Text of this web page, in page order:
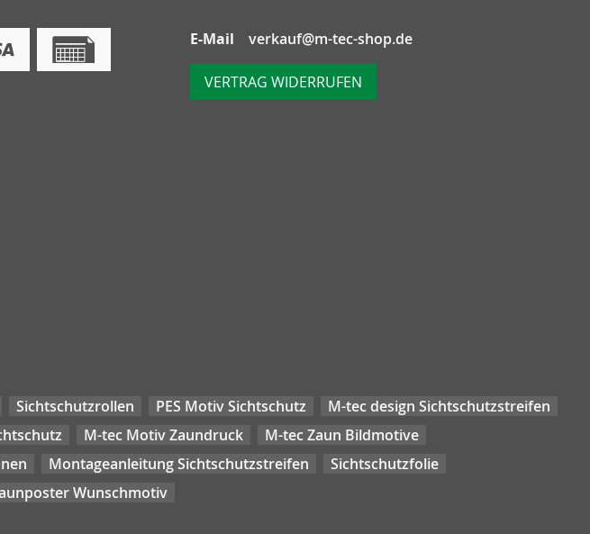
E-Mail verkauf@m-tec-shop.de
VERTRAG WIDERRUFEN
Sichtschutzrollen PES Motiv Sichtschutz
M-tec design Sichtschutzstreifen
M-tec Motiv Zaundruck
M-tec Zaun Bildmotive
Montageanleitung Sichtschutzstreifen
Sichtschutzfolie
Wunschmotiv